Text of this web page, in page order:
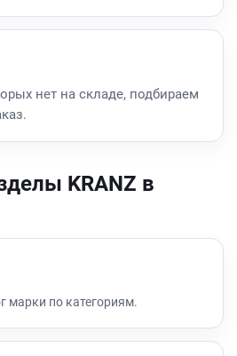
нет на складе, подбираем
KRANZ в
марки по категориям.